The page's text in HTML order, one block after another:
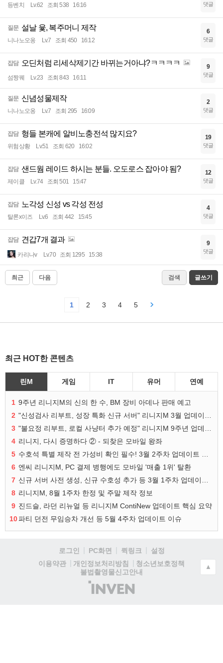
등벤치 Lv.62 조회 538 16:16 댓글
질문 설날 윷, 복주머니 제작
니나노오옹 Lv.7 조회 450 16:12
6
댓글
잡담 오딘처럼 리세삭제기간 바뀌는거아냐?ㅋㅋㅋㅋ
섬짱꿰 Lv.23 조회 843 16:11
9
댓글
질문 신념성물제작
니나노오옹 Lv.7 조회 295 16:09
2
댓글
잡담 형들 본캐에 알비노충전석 많지요?
위험상황 Lv.51 조회 620 16:02
19
댓글
잡담 샌드웜 레이드 하시는 분들. 오도로스 잡아야 됨?
제이클 Lv.74 조회 501 15:47
12
댓글
잡담 노각성 신성 vs 각성 전성
탈론x이즈 Lv.6 조회 442 15:45
4
댓글
잡담 견갑7개 결과
카리나v Lv.70 조회 1295 15:38
9
댓글
최근 다음 검색 글쓰기
1 2 3 4 5
최근 HOT한 콘텐츠
린M 게임 IT 유머 연예
1 9주년 리니지M의 신의 한 수, BM 장비 아데나 판매 예고
2
3
4 리니지, 다시 증명하다 ② - 되찾은 모바일 왕좌
5
6 엔씨 리니지M, PC 결제 병행에도 모바일 '매출 1위' 탈환
7
8 리니지M, 8월 1주차 한정 및 주말 제작 정보
9 진드슬, 라던 리뉴얼 등 리니지M ContiNew 업데이트 핵심 요약
10파티 던전 무임승차 개선 등 5월 4주차 업데이트 이슈
로그인 PC화면 퀵링크
설정
이용약관
개인정보처리방침
청소년보호정책
불법촬영물신고안내
(주)
인
▲